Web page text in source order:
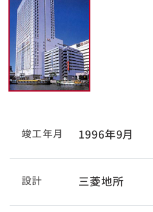
竣工年月 1996年9月
設計 三菱地所